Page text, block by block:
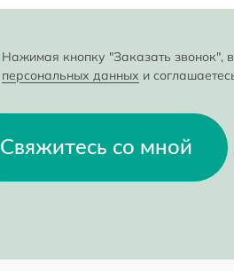
Нажимая кнопку "Заказать звонок",
персональных данных и
Свяжитесь со мной